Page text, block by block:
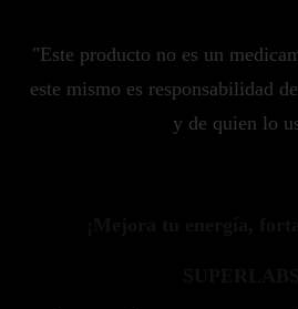
"Este producto no es un
este mismo es responsabilidad
y de quien lo